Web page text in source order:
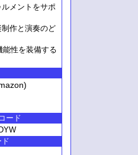
メントをサポ
作と演奏のど
性を装備する
ード